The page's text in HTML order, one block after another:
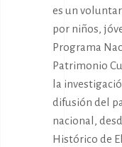
es un
por niños,
Programa
Patrimonio
la
difusión del
nacional,
Histórico de